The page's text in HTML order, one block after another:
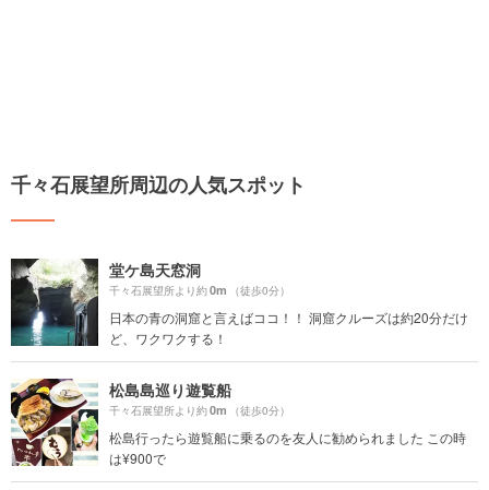
千々石展望所周辺の人気スポット
堂ケ島天窓洞
千々石展望所より約0m （徒歩0分）
日本の青の洞窟と言えばココ！！ 洞窟クルーズは約20分だけ
ど、ワクワクする！
松島島巡り遊覧船
千々石展望所より約0m （徒歩0分）
松島行ったら遊覧船に乗るのを友人に勧められました この時
は¥900で